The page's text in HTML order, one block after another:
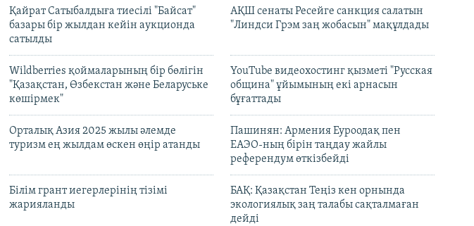
Қайрат Сатыбалдыға тиесілі "Байсат"
базары бір жылдан кейін аукционда
сатылды
АҚШ сенаты Ресейге санкция салатын
"Линдси Грэм заң жобасын" мақұлдады
Wildberries қоймаларының бір бөлігін
"Қазақстан, Өзбекстан және Беларуське
көшірмек"
YouTube видеохостинг қызметі "Русская
община" ұйымының екі арнасын
бұғаттады
Орталық Азия 2025 жылы әлемде
туризм ең жылдам өскен өңір атанды
Пашинян: Армения Еуроодақ пен
ЕАЭО-ның бірін таңдау жайлы
референдум өткізбейді
Білім грант иегерлерінің тізімі
жарияланды
БАҚ: Қазақстан Теңіз кен орнында
экологиялық заң талабы сақталмаған
дейді